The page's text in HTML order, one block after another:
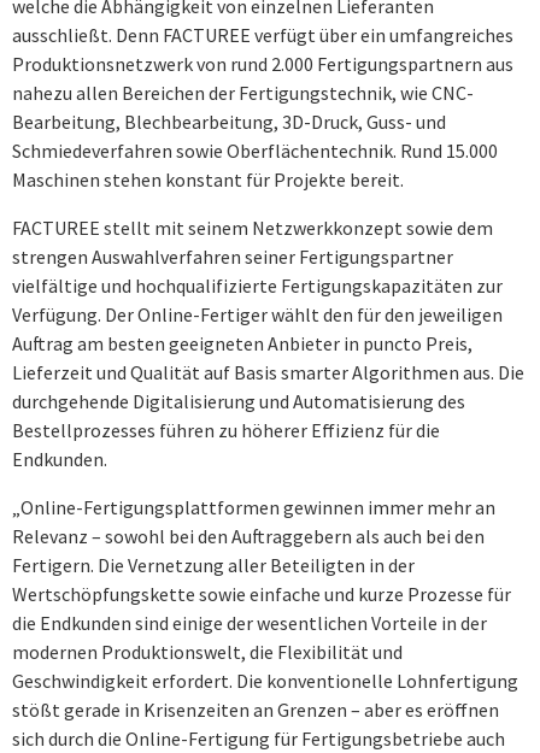
welche die Abhängigkeit von einzelnen Lieferanten
ausschließt. Denn FACTUREE verfügt über ein umfangreiches
Produktionsnetzwerk von rund 2.000 Fertigungspartnern aus
nahezu allen Bereichen der Fertigungstechnik, wie CNC-
Bearbeitung, Blechbearbeitung, 3D-Druck, Guss- und
Schmiedeverfahren sowie Oberflächentechnik. Rund 15.000
Maschinen stehen konstant für Projekte bereit.
FACTUREE stellt mit seinem Netzwerkkonzept sowie dem
strengen Auswahlverfahren seiner Fertigungspartner
vielfältige und hochqualifizierte Fertigungskapazitäten zur
Verfügung. Der Online-Fertiger wählt den für den jeweiligen
Auftrag am besten geeigneten Anbieter in puncto Preis,
Lieferzeit und Qualität auf Basis smarter Algorithmen aus. Die
durchgehende Digitalisierung und Automatisierung des
Bestellprozesses führen zu höherer Effizienz für die
Endkunden.
„Online-Fertigungsplattformen gewinnen immer mehr an
Relevanz – sowohl bei den Auftraggebern als auch bei den
Fertigern. Die Vernetzung aller Beteiligten in der
Wertschöpfungskette sowie einfache und kurze Prozesse für
die Endkunden sind einige der wesentlichen Vorteile in der
modernen Produktionswelt, die Flexibilität und
Geschwindigkeit erfordert. Die konventionelle Lohnfertigung
stößt gerade in Krisenzeiten an Grenzen – aber es eröffnen
sich durch die Online-Fertigung für Fertigungsbetriebe auch